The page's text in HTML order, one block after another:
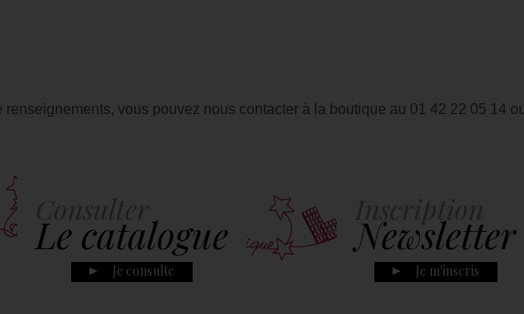
renseignements, vous pouvez nous contacter à la boutique au 01 42 22 05 14
Le catalogue
Je consulte
Newsletter
Je m'inscris